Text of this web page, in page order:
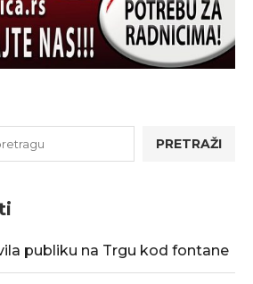
PRETRAŽI
publiku na Trgu kod fontane